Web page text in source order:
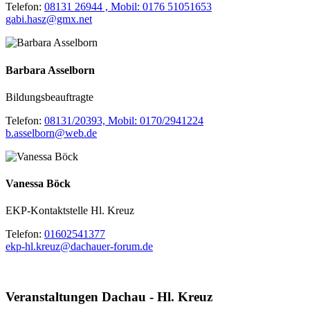
Telefon: 08131 26944 , Mobil: 0176 51051653
gabi.hasz@gmx.net
Barbara Asselborn
Bildungsbeauftragte
Telefon: 08131/20393, Mobil: 0170/2941224
b.asselborn@web.de
Vanessa Böck
EKP-Kontaktstelle Hl. Kreuz
Telefon: 01602541377
ekp-hl.kreuz@dachauer-forum.de
Veranstaltungen Dachau - Hl. Kreuz